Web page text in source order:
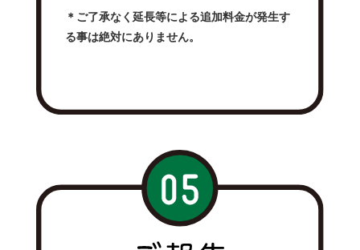
＊ご了承なく延長等による追加料金が発生す
る事は絶対にありません。